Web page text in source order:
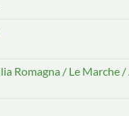
Romagna / Le Marche